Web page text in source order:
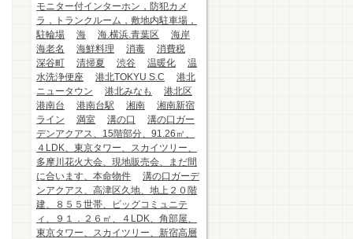
モニター付インターホン，防犯カメ
ラ，トランクルーム，敷地内駐車場，
駐輪場
海 海.横浜.青葉区
海岸
海老名
海鮮料理 消毒
消費税
深谷町
清掃夏 渋谷 温暖化
温
水洗浄便座
港北TOKYU S.C
港北
ニュータウン
港北みなも
港北区
港南台
港南台駅 湘南
湘南新宿
ライン
満室 溝の口
溝の口ガー
デンアクアス、15階部分、91.26㎡、
４LDK、東京タワー、スカイツリー、
多摩川花火大会、現地販売会、まだ間
に合います、本命物件
溝の口ガーデ
ンアクアス、高津区久地、地上２０階
建、８５５世帯、ビッグコミュニテ
ィ、９１．２６㎡、４LDK、角部屋、
東京タワー、スカイツリー、新宿高層